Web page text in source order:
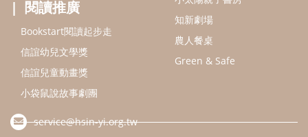
認識信誼 合作洽談 智慧財產權聲明
本網站建議使用IE9(含以上)或 Google Chrome 版本瀏覽器
信誼基金會/上誼文化實業股份有限公司 版權所有 ©